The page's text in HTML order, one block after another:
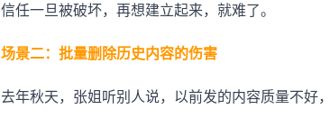
信任一旦被破坏，再想建立起来，就难了。
场景二：批量删除历史内容的伤害
去年秋天，张姐听别人说，以前发的内容质量不好